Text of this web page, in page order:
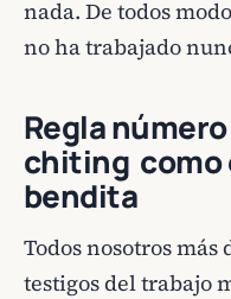
nada. De todos
no ha trabajado
Regla
chiting como
bendita
Todos nosotros más
testigos del trabajo